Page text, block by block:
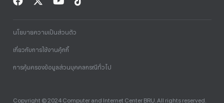
Copyright © 2024 Computer and Internet Center BRU. All rights reserved.
นโยบายความเป็นส่วนตัว
เกี่ยวกับการใช้งานคุ้กกี้
การคุ้มครองข้อมูลส่วนบุคคลกรณีทั่วไป